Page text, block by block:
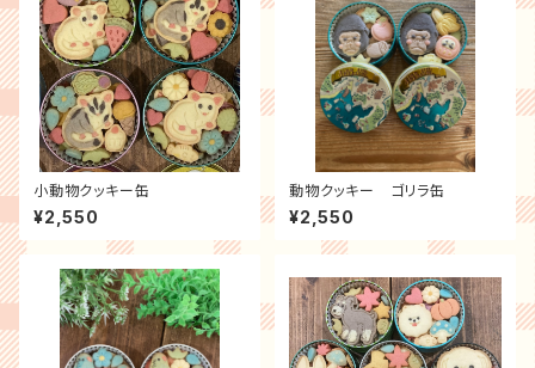
小動物クッキー缶
¥2,550
動物クッキー ゴリラ缶
¥2,550